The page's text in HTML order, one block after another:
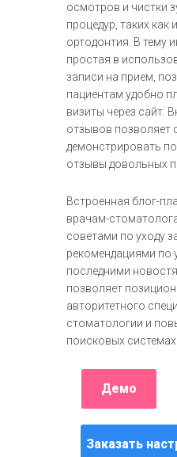
осмотров и чистки
процедур, таких как
ортодонтия. В тему
простая в
записи на прием,
пациентам удобно
визиты через сайт.
отзывов позволяет
демонстрировать
отзывы довольных
Встроенная блог-
врачам-
советами по уходу
рекомендациями по
последними
позволяет
авторитетного
стоматологии и
поисковых системах.
Демо
Заказать